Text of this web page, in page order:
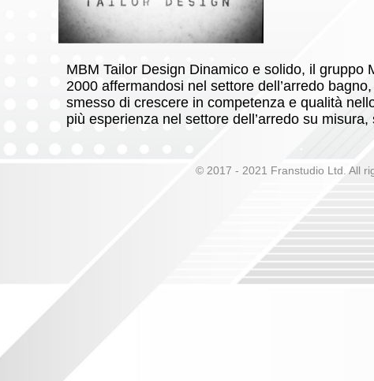
MBM Tailor Design Dinamico e solido, il gruppo
2000 affermandosi nel settore dell’arredo
smesso di crescere in competenza e qualità
più esperienza nel settore dell’arredo su
© 2017 - 2021 Franstudio Ltd. All